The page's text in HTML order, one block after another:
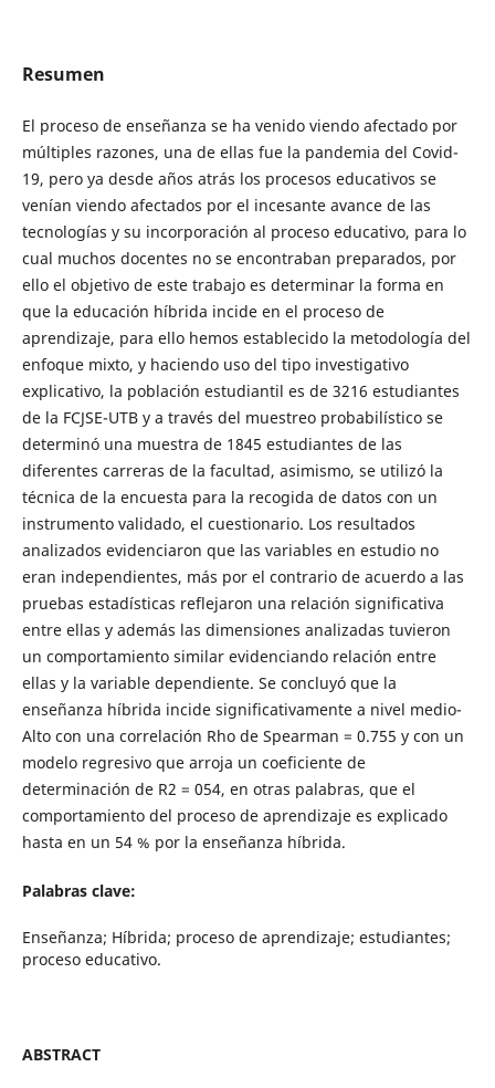
Resumen
El proceso de enseñanza se ha venido viendo afectado por
múltiples razones, una de ellas fue la pandemia del Covid-
19, pero ya desde años atrás los procesos educativos se
venían viendo afectados por el incesante avance de las
tecnologías y su incorporación al proceso educativo, para lo
cual muchos docentes no se encontraban preparados, por
ello el objetivo de este trabajo es determinar la forma en
que la educación híbrida incide en el proceso de
aprendizaje, para ello hemos establecido la metodología del
enfoque mixto, y haciendo uso del tipo investigativo
explicativo, la población estudiantil es de 3216 estudiantes
de la FCJSE-UTB y a través del muestreo probabilístico se
determinó una muestra de 1845 estudiantes de las
diferentes carreras de la facultad, asimismo, se utilizó la
técnica de la encuesta para la recogida de datos con un
instrumento validado, el cuestionario. Los resultados
analizados evidenciaron que las variables en estudio no
eran independientes, más por el contrario de acuerdo a las
pruebas estadísticas reflejaron una relación significativa
entre ellas y además las dimensiones analizadas tuvieron
un comportamiento similar evidenciando relación entre
ellas y la variable dependiente. Se concluyó que la
enseñanza híbrida incide significativamente a nivel medio-
Alto con una correlación Rho de Spearman = 0.755 y con un
modelo regresivo que arroja un coeficiente de
determinación de R2 = 054, en otras palabras, que el
comportamiento del proceso de aprendizaje es explicado
hasta en un 54 % por la enseñanza híbrida.
Palabras clave:
Enseñanza; Híbrida; proceso de aprendizaje; estudiantes;
proceso educativo.
ABSTRACT